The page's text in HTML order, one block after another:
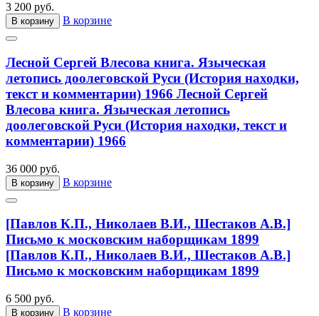
3 200 руб.
В корзину В корзине
Лесной Сергей Влесова книга. Языческая
летопись доолеговской Руси (История находки,
текст и комментарии) 1966 Лесной Сергей
Влесова книга. Языческая летопись
доолеговской Руси (История находки, текст и
комментарии) 1966
36 000 руб.
В корзину В корзине
[Павлов К.П., Николаев В.И., Шестаков А.В.]
Письмо к московским наборщикам 1899
[Павлов К.П., Николаев В.И., Шестаков А.В.]
Письмо к московским наборщикам 1899
6 500 руб.
В корзину
В корзине